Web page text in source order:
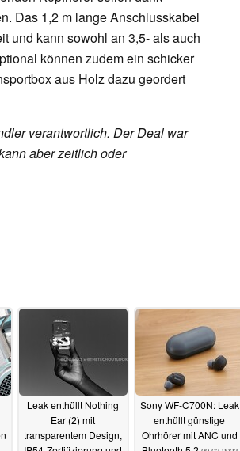
Das 1,2 m lange Anschlusskabel
und kann sowohl an 3,5- als auch
können zudem ein schicker
aus Holz dazu geordert
verantwortlich. Der Deal war
aber zeitlich oder
Leak enthüllt Nothing
Ear (2) mit
transparentem Design,
Sony WF-C700N: Leak
enthüllt günstige
Ohrhörer mit ANC und